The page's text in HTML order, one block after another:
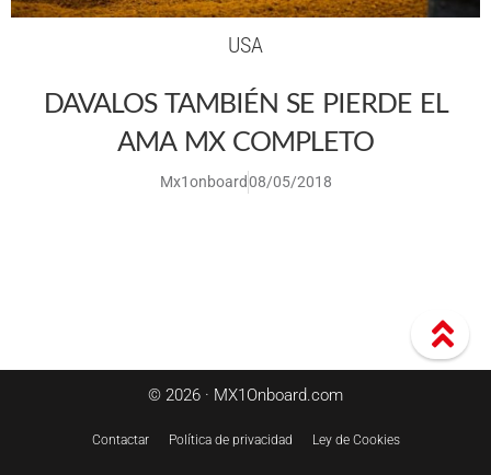
USA
DAVALOS TAMBIÉN SE PIERDE EL
AMA MX COMPLETO
Mx1onboard08/05/2018
© 2026 · MX1Onboard.com
Contactar Política de privacidad Ley de Cookies